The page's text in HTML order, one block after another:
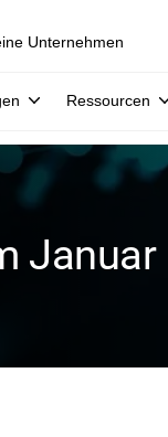
Unternehmen
Ressourcen
Januar